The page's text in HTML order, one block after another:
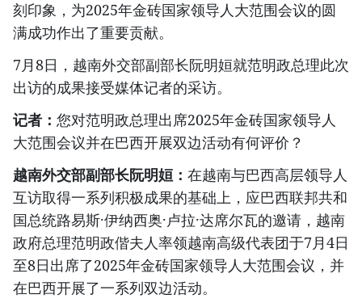
刻印象，为2025年金砖国家领导人大范围会议的圆
满成功作出了重要贡献。
7月8日，越南外交部副部长阮明姮就范明政总理此次
出访的成果接受媒体记者的采访。
记者： 您对范明政总理出席2025年金砖国家领导人
大范围会议并在巴西开展双边活动有何评价？
越南外交部副部长阮明姮： 在越南与巴西高层领导人
互访取得一系列积极成果的基础上，应巴西联邦共和
国总统路易斯·伊纳西奥·卢拉·达席尔瓦的邀请，越南
政府总理范明政偕夫人率领越南高级代表团于7月4日
至8日出席了2025年金砖国家领导人大范围会议，并
在巴西开展了一系列双边活动。